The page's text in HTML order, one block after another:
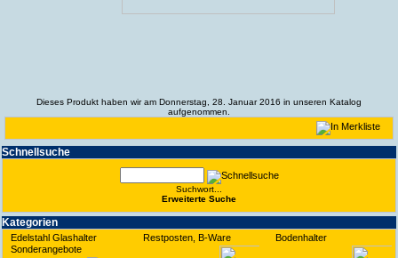
Schnell­suche
Suchwort...
Erwei­terte Suche
Kate­gorien
Edelstahl Glashalter
Sonderangebote
Restposten, B-Ware Bodenhalter
Dieses Produkt haben wir am Donnerstag, 28. Januar 2016 in unseren Katalog
aufgenommen.